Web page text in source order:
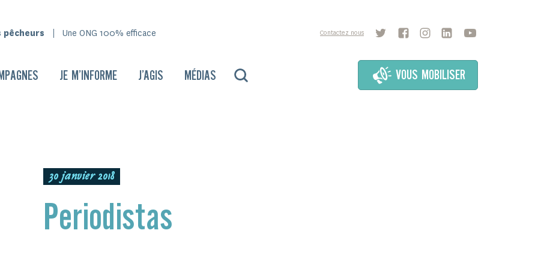
Une ONG 100% efficace Contactez nous
JE M’INFORME J’AGIS MÉDIAS VOUS MOBILISER
30 janvier 2018
Periodistas